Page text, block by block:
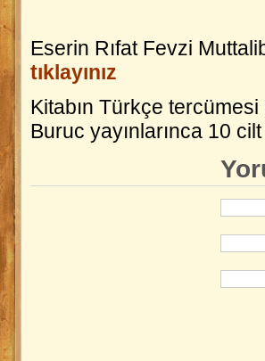
Eserin Rıfat Fevzi
tıklayınız
Kitabın Türkçe
Buruc yayınlarınca 10 cilt